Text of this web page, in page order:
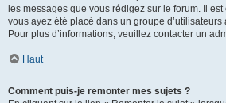
les messages que vous rédigez sur le forum. Il
vous ayez été placé dans un groupe
Pour plus d’informations, veuillez contacter un
Haut
Comment puis-je remonter mes sujets ?